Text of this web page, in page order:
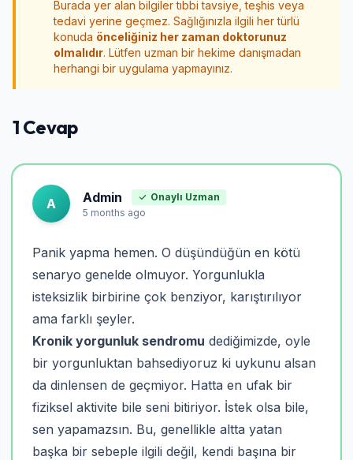
Burada yer alan bilgiler tıbbi tavsiye, teşhis veya
tedavi yerine geçmez. Sağlığınızla ilgili her türlü
konuda önceliğiniz her zaman doktorunuz
olmalıdır. Lütfen uzman bir hekime danışmadan
herhangi bir uygulama yapmayınız.
1 Cevap
A Admin
Onaylı Uzman
5 months ago
Panik yapma hemen. O düşündüğün en kötü
senaryo genelde olmuyor. Yorgunlukla
isteksizlik birbirine çok benziyor, karıştırılıyor
ama farklı şeyler.
Kronik yorgunluk sendromu dediğimizde, oyle
bir yorgunluktan bahsediyoruz ki uykunu alsan
da dinlensen de geçmiyor. Hatta en ufak bir
fiziksel aktivite bile seni bitiriyor. İstek olsa bile,
sen yapamazsın. Bu, genellikle altta yatan
başka bir sebeple ilgili değil, kendi başına bir